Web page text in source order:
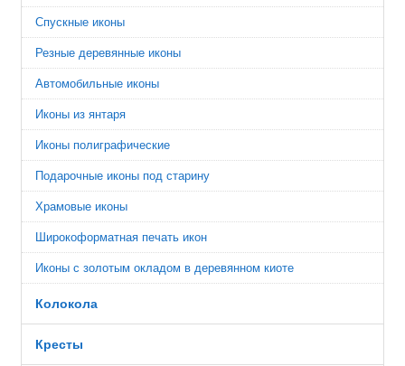
Спускные иконы
Резные деревянные иконы
Автомобильные иконы
Иконы из янтаря
Иконы полиграфические
Подарочные иконы под старину
Храмовые иконы
Широкоформатная печать икон
Иконы с золотым окладом в деревянном киоте
Колокола
Кресты